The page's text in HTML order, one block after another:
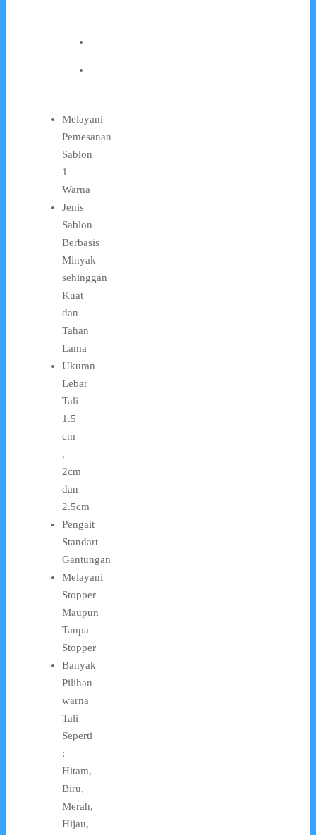
Melayani
Pemesanan
Sablon
1
Warna
Jenis
Sablon
Berbasis
Minyak
sehinggan
Kuat
dan
Tahan
Lama
Ukuran
Lebar
Tali
1.5
cm
,
2cm
dan
2.5cm
Pengait
Standart
Gantungan
Melayani
Stopper
Maupun
Tanpa
Stopper
Banyak
Pilihan
warna
Tali
Seperti
:
Hitam,
Biru,
Merah,
Hijau,